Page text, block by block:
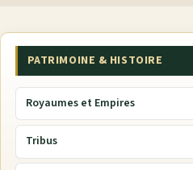
PATRIMOINE & HISTOIRE
Royaumes et Empires
Tribus